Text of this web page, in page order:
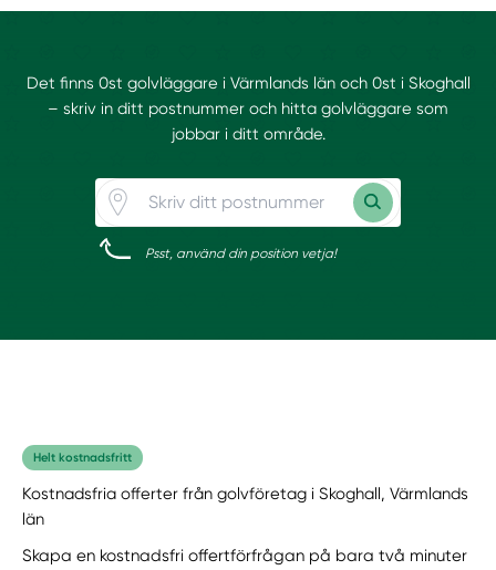
Det finns 0st golvläggare i Värmlands län och 0st i Skoghall
– skriv in ditt postnummer och hitta golvläggare som
jobbar i ditt område.
Psst, använd din position vetja!
Helt kostnadsfritt
Kostnadsfria offerter från golvföretag i Skoghall, Värmlands
län
Skapa en kostnadsfri offertförfrågan på bara två minuter